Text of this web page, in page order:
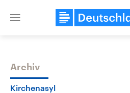
Close
Themen
Archiv
Kirchenasyl